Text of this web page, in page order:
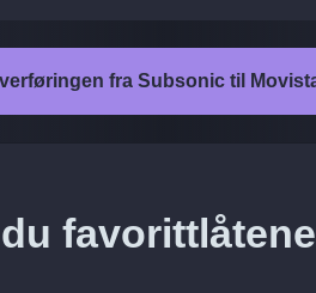
fra Subsonic til